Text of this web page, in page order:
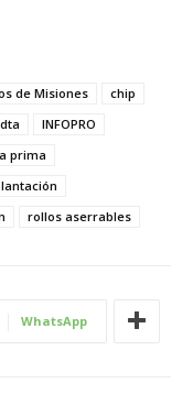
de Misiones
chip
INFOPRO
prima
rollos aserrables
WhatsApp